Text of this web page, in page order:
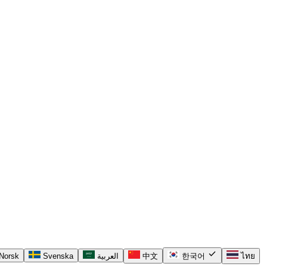
Norsk Svenska العربية 中文 한국어 check
ไทย